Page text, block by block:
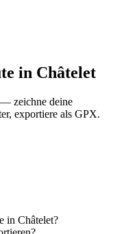
in Châtelet
zeichne deine
exportiere als GPX.
in Châtelet?